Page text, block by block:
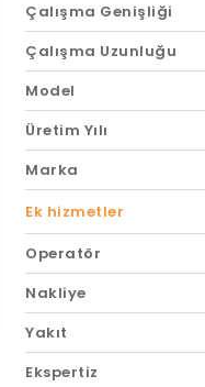
Çalışma Genişliği
Çalışma Uzunluğu
Model
Üretim Yılı
Marka
Ek hizmetler
Operatör
Nakliye
Yakıt
Ekspertiz